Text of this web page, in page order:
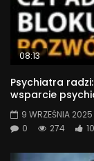
08:13
Psychiatra
wsparcie
9 WRZEŚNIA 2025
0
274 10